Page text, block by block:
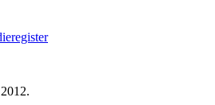
.